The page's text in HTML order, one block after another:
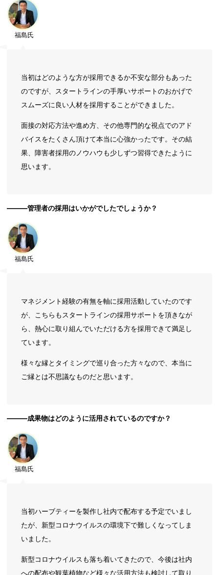
福島氏
当初はどのような方が採用できるか不安な部分もあった
のですが、スタートラインの手厚いサポートのおかげで
スムーズに良い人材を採用することができました。
面接の対応方法や進め方、その他専門的な視点でのアド
バイスをたくさん頂けて本当に心強かったです。その結
果、障害者採用のノウハウも少しずつ習得できたように
思います。
―――管理者の採用はいかがでしたでしょうか？
福島氏
マネジメント経験の有無を軸に採用活動していたのです
が、こちらもスタートラインの採用サポートを頂きなが
ら、熱心に取り組んでいただける方を採用できて満足し
ています。
様々な縁とタイミングで巡り合った方々なので、本当に
ご縁とは不思議なものだと思います。
―――成果物はどのように活用されているのですか？
福島氏
当初ハーブティーを製作し社内で配布する予定でいまし
たが、新型コロナウイルスの環境下で難しくなってしま
いました。
新型コロナウイルスも落ち着いてきたので、今後は社内
への配布や観葉植物など様々な活用方法も検討して取り